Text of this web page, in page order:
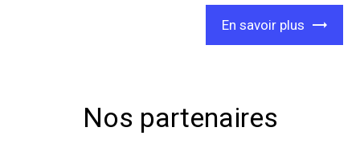
En savoir plus
Nos partenaires